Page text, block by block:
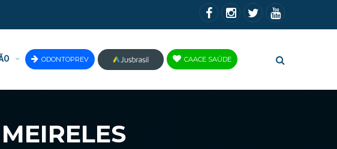
ODONTOPREV
JUS
CAACE SAÚDE